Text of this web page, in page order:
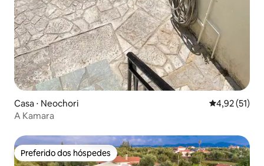
Casa ⋅ Neochori 4,92 de uma
4,92 (51)
A Kamara
Preferido dos hóspedes
Preferido dos hóspedes